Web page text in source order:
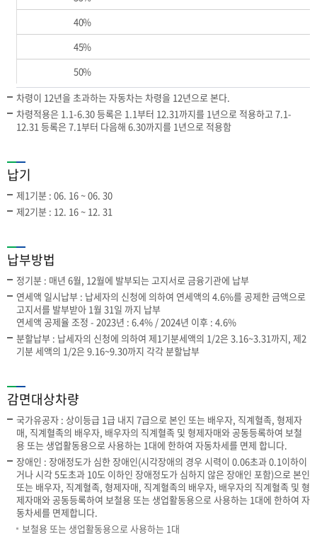
40%
45%
50%
차령이 12년을 초과하는 자동차는 차령을 12년으로 본다.
차령적용은 1.1-6.30 등록은 1.1부터 12.31까지를 1년으로 적용하고 7.1-
12.31 등록은 7.1부터 다음해 6.30까지를 1년으로 적용함
납기
제1기분 : 06. 16 ~ 06. 30
제2기분 : 12. 16 ~ 12. 31
납부방법
정기분 : 매년 6월, 12월에 발부되는 고지서로 금융기관에 납부
연세액 일시납부 : 납세자의 신청에 의하여 연세액의 4.6%를 공제한 금액으로
고지서를 발부받아 1월 31일 까지 납부
연세액 공제율 조정 - 2023년 : 6.4% / 2024년 이후 : 4.6%
분할납부 : 납세자의 신청에 의하여 제1기분세액의 1/2은 3.16~3.31까지, 제2
기분 세액의 1/2은 9.16~9.30까지 각각 분할납부
감면대상차량
국가유공자 : 상이등급 1급 내지 7급으로 본인 또는 배우자, 직계혈족, 형제자
매, 직계혈족의 배우자, 배우자의 직계혈족 및 형제자매와 공동등록하여 보철
용 또는 생업활동용으로 사용하는 1대에 한하여 자동차세를 면제 합니다.
장애인 : 장애정도가 심한 장애인(시각장애의 경우 시력이 0.06초과 0.1이하이
거나 시각 5도초과 10도 이하인 장애정도가 심하지 않은 장애인 포함)으로 본인
또는 배우자, 직계혈족, 형제자매, 직계혈족의 배우자, 배우자의 직계혈족 및 형
제자매와 공동등록하여 보철용 또는 생업활동용으로 사용하는 1대에 한하여 자
동차세를 면제합니다.
보철용 또는 생업활동용으로 사용하는 1대